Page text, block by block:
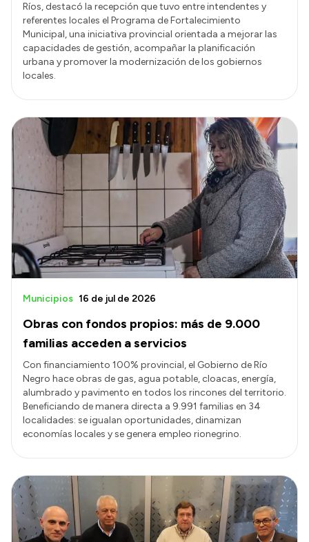
Ríos, destacó la recepción que tuvo entre intendentes y
referentes locales el Programa de Fortalecimiento
Municipal, una iniciativa provincial orientada a mejorar las
capacidades de gestión, acompañar la planificación
urbana y promover la modernización de los gobiernos
locales.
Obras con fondos propios: más de 9.000
familias acceden a servicios
Municipios 16 de jul de 2026
Con financiamiento 100% provincial, el Gobierno de Río
Negro hace obras de gas, agua potable, cloacas, energía,
alumbrado y pavimento en todos los rincones del territorio.
Beneficiando de manera directa a 9.991 familias en 34
localidades: se igualan oportunidades, dinamizan
economías locales y se genera empleo rionegrino.